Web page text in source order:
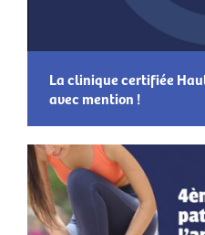
La clinique certifiée
avec mention !